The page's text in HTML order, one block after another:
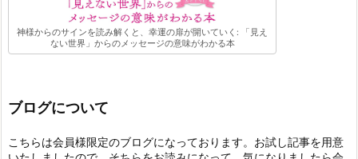
神様からのサインを読み解くと、幸運の扉が開いていく: 「見え
ない世界」からのメッセージの意味がわかる本
ブログについて
こちらは会員様限定のブログになっております。お試し記事を用意